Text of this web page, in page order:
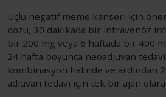
Üçlü negatif meme kanseri için
dozu, 30 dakikada bir intravenöz
bir 200 mg veya 6 haftada bir 400
24 hafta boyunca neoadjuvan
kombinasyon halinde ve ardından
adjuvan tedavi için tek bir ajan